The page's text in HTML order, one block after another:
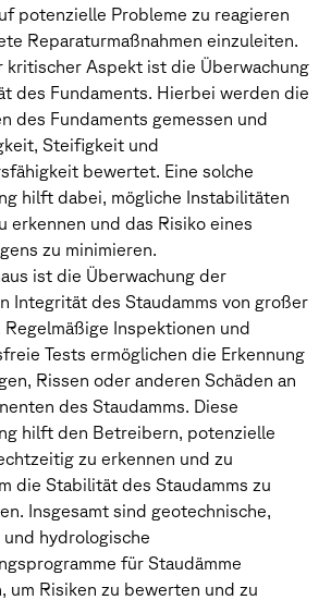
potenzielle Probleme zu reagieren
Reparaturmaßnahmen einzuleiten.
kritischer Aspekt ist die Überwachung
des Fundaments. Hierbei werden die
des Fundaments gemessen und
Steifigkeit und
bewertet. Eine solche
hilft dabei, mögliche Instabilitäten
erkennen und das Risiko eines
zu minimieren.
ist die Überwachung der
Integrität des Staudamms von großer
Inspektionen und
Tests ermöglichen die Erkennung
Rissen oder anderen Schäden an
des Staudamms. Diese
hilft den Betreibern, potenzielle
zu erkennen und zu
die Stabilität des Staudamms zu
Insgesamt sind geotechnische,
hydrologische
für Staudämme
um Risiken zu bewerten und zu